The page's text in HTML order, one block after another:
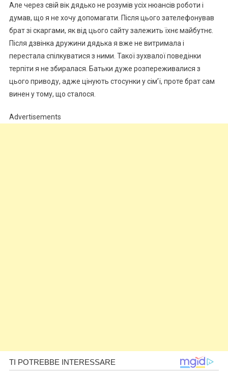
Але через свій вік дядько не розумів усіх нюансів роботи і
думав, що я не хочу допомагати. Після цього зателефонував
брат зі скаргами, як від цього сайту залежить їхнє майбутнє.
Після дзвінка дружини дядька я вже не витримала і
перестала спілкуватися з ними. Такої зухвалої поведінки
терпіти я не збиралася. Батьки дуже розпереживалися з
цього приводу, адже цінують стосунки у сім’ї, проте брат сам
винен у тому, що сталося.
Advertisements